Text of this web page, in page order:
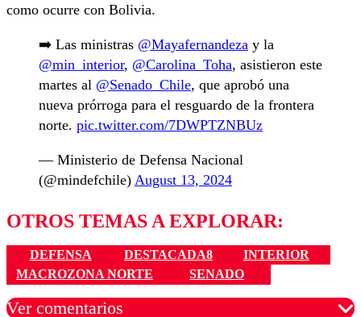
como ocurre con Bolivia.
➡️ Las ministras @Mayafernandeza y la
@min_interior, @Carolina_Toha, asistieron este
martes al @Senado_Chile, que aprobó una
nueva prórroga para el resguardo de la frontera
norte. pic.twitter.com/7DWPTZNBUz
— Ministerio de Defensa Nacional
(@mindefchile) August 13, 2024
OTROS TEMAS A EXPLORAR:
DEFENSA DESTACADA8
INTERIOR
MACROZONA NORTE
SENADO
Ver comentarios